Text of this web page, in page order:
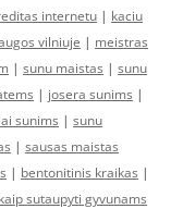
internetu | kaciu
vilniuje | meistras
| sunu maistas | sunu
| josera sunims |
sunims | sunu
| sausas maistas
| bentonitinis kraikas |
kaip sutaupyti gyvunams